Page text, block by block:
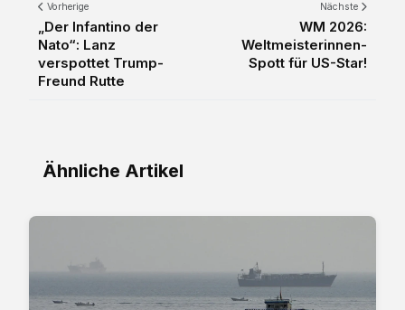
Vorherige
„Der Infantino der
Nato“: Lanz
verspottet Trump-
Freund Rutte
Nächste
WM 2026:
Weltmeisterinnen-
Spott für US-Star!
Ähnliche Artikel